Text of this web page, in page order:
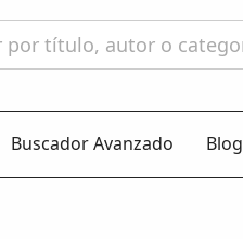
Buscador Avanzado Blog